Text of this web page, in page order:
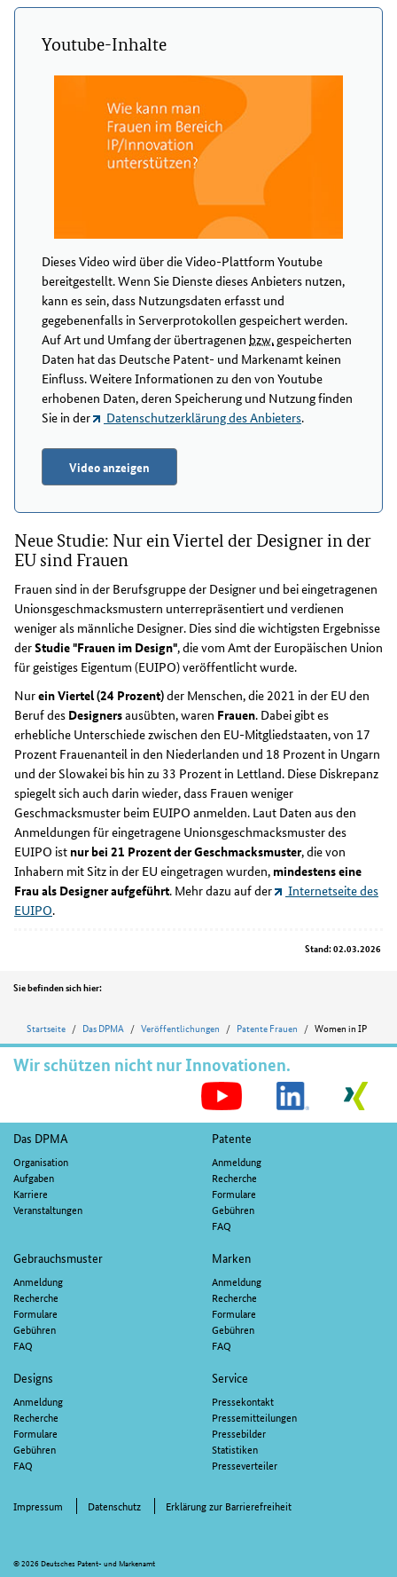
Youtube-Inhalte
Dieses Video wird über die Video-Plattform Youtube
bereitgestellt. Wenn Sie Dienste dieses Anbieters nutzen,
kann es sein, dass Nutzungsdaten erfasst und
gegebenenfalls in Serverprotokollen gespeichert werden.
Auf Art und Umfang der übertragenen bzw.gespeicherten
Daten hat das Deutsche Patent- und Markenamt keinen
Einfluss. Weitere Informationen zu den von Youtube
erhobenen Daten, deren Speicherung und Nutzung finden
Sie in der
Datenschutzerklärung des Anbieters.
Video anzeigen
Neue Studie: Nur ein Viertel der Designer in der
EU sind Frauen
Frauen sind in der Berufsgruppe der Designer und bei eingetragenen
Unionsgeschmacksmustern unterrepräsentiert und verdienen
weniger als männliche Designer. Dies sind die wichtigsten Ergebnisse
derStudie "Frauen im Design", die vom Amt der Europäischen Union
für geistiges Eigentum (EUIPO) veröffentlicht wurde.
Nurein Viertel (24 Prozent)der Menschen, die 2021 in der EU den
Beruf des Designersausübten, waren Frauen. Dabei gibt es
erhebliche Unterschiede zwischen den EU-Mitgliedstaaten, von 17
Prozent Frauenanteil in den Niederlanden und 18 Prozent in Ungarn
und der Slowakei bis hin zu 33 Prozent in Lettland. Diese Diskrepanz
spiegelt sich auch darin wieder, dass Frauen weniger
Geschmacksmuster beim EUIPO anmelden. Laut Daten aus den
Anmeldungen für eingetragene Unionsgeschmacksmuster des
EUIPO ist nur bei 21 Prozent der Geschmacksmuster, die von
Inhabern mit Sitz in der EU eingetragen wurden, mindestens eine
Frau als Designer aufgeführt. Mehr dazu auf der
Internetseite des
EUIPO.
Stand: 02.03.2026
Position
Sie befinden sich hier:
Startseite Das DPMA Veröffentlichungen Patente Frauen Women in IP
Wir schützen nicht nur Innovationen.
Fußnavigation
Das DPMA
Organisation
Aufgaben
Karriere
Veranstaltungen
Patente
Anmeldung
Recherche
Formulare
Gebühren
FAQ
Gebrauchsmuster
Anmeldung
Recherche
Formulare
Gebühren
FAQ
Marken
Anmeldung
Recherche
Formulare
Gebühren
FAQ
Designs
Anmeldung
Recherche
Formulare
Gebühren
FAQ
Service
Pressekontakt
Pressemitteilungen
Pressebilder
Statistiken
Presseverteiler
Impressum Datenschutz Erklärung zur Barrierefreiheit
© 2026 Deutsches Patent- und Markenamt